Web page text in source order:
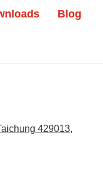
Blog
429013,